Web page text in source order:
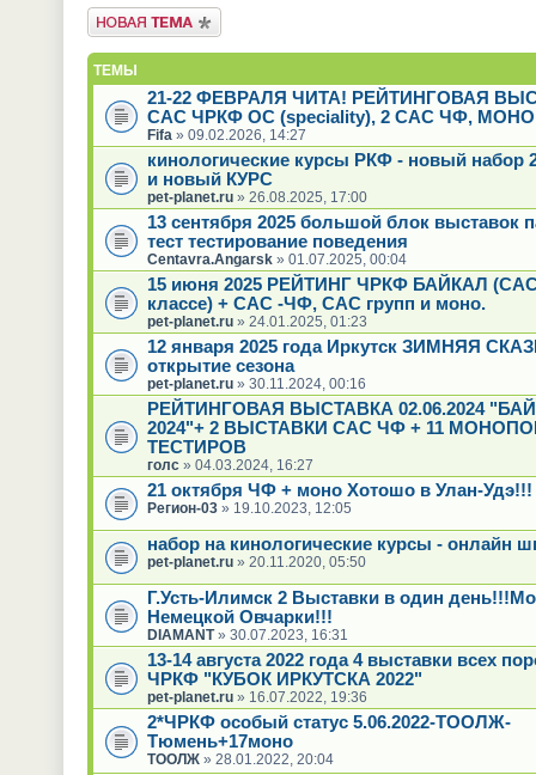
Новая тема
ТЕМЫ
21-22 ФЕВРАЛЯ ЧИТА! РЕЙТИНГОВАЯ
САС ЧРКФ ОС (speciality), 2 САС ЧФ,
Fifa » 09.02.2026, 14:27
кинологические курсы РКФ - новый набор
и новый КУРС
pet-planet.ru» 26.08.2025, 17:00
13 сентября 2025 большой блок выставок
тест тестирование поведения
Centavra.Angarsk» 01.07.2025, 00:04
15 июня 2025 РЕЙТИНГ ЧРКФ БАЙКАЛ
классе) + САС -ЧФ, САС групп и моно.
pet-planet.ru» 24.01.2025, 01:23
12 января 2025 года Иркутск ЗИМНЯЯ
открытие сезона
pet-planet.ru» 30.11.2024, 00:16
РЕЙТИНГОВАЯ ВЫСТАВКА 02.06.2024
2024"+ 2 ВЫСТАВКИ САС ЧФ + 11
ТЕСТИРОВ
голс» 04.03.2024, 16:27
21 октября ЧФ + моно Хотошо в Улан-Удэ!!!
Регион-03» 19.10.2023, 12:05
набор на кинологические курсы - онлайн
pet-planet.ru» 20.11.2020, 05:50
Г.Усть-Илимск 2 Выставки в один
Немецкой Овчарки!!!
DIAMANT» 30.07.2023, 16:31
13-14 августа 2022 года 4 выставки всех
ЧРКФ "КУБОК ИРКУТСКА 2022"
pet-planet.ru» 16.07.2022, 19:36
2*ЧРКФ особый статус 5.06.2022-ТООЛЖ-
Тюмень+17моно
ТООЛЖ» 28.01.2022, 20:04